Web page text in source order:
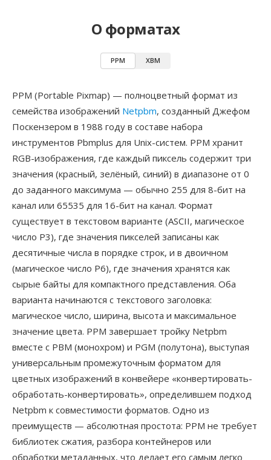
О форматах
PPM XBM
PPM (Portable Pixmap) — полноцветный формат из
семейства изображений Netpbm, созданный Джефом
Поскензером в 1988 году в составе набора
инструментов Pbmplus для Unix-систем. PPM хранит
RGB-изображения, где каждый пиксель содержит три
значения (красный, зелёный, синий) в диапазоне от 0
до заданного максимума — обычно 255 для 8-бит на
канал или 65535 для 16-бит на канал. Формат
существует в текстовом варианте (ASCII, магическое
число P3), где значения пикселей записаны как
десятичные числа в порядке строк, и в двоичном
(магическое число P6), где значения хранятся как
сырые байты для компактного представления. Оба
варианта начинаются с текстового заголовка:
магическое число, ширина, высота и максимальное
значение цвета. PPM завершает тройку Netpbm
вместе с PBM (монохром) и PGM (полутона), выступая
универсальным промежуточным форматом для
цветных изображений в конвейере «конвертировать-
обработать-конвертировать», определившем подход
Netpbm к совместимости форматов. Одно из
преимуществ — абсолютная простота: PPM не требует
библиотек сжатия, разбора контейнеров или
обработки метаданных, что делает его самым легко